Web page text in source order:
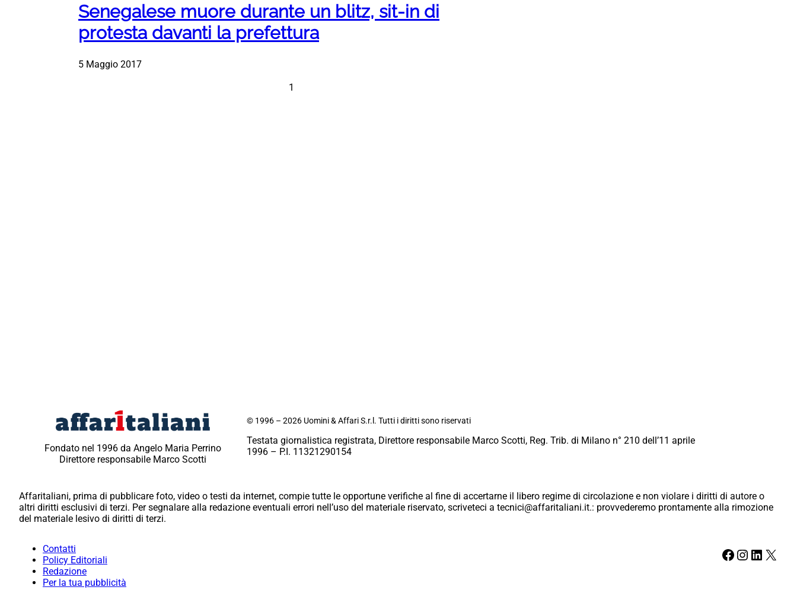
Senegalese muore durante un blitz, sit-in di
protesta davanti la prefettura
5 Maggio 2017
1
Fondato nel 1996 da Angelo Maria Perrino
Direttore responsabile Marco Scotti
© 1996 – 2026 Uomini & Affari S.r.l. Tutti i diritti sono riservati
Testata giornalistica registrata, Direttore responsabile Marco Scotti, Reg. Trib. di Milano n° 210 dell’11 aprile
1996 – P.I. 11321290154
Affaritaliani, prima di pubblicare foto, video o testi da internet, compie tutte le opportune verifiche al fine di accertarne il libero regime di circolazione e non violare i diritti di autore o
altri diritti esclusivi di terzi. Per segnalare alla redazione eventuali errori nell’uso del materiale riservato, scriveteci a tecnici@affaritaliani.it.: provvederemo prontamente alla rimozione
del materiale lesivo di diritti di terzi.
Contatti
Policy Editoriali
Redazione
Per la tua pubblicità
Facebook Instagram LinkedIn X